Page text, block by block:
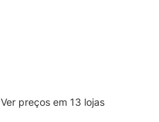
Ver preços em 13 lojas